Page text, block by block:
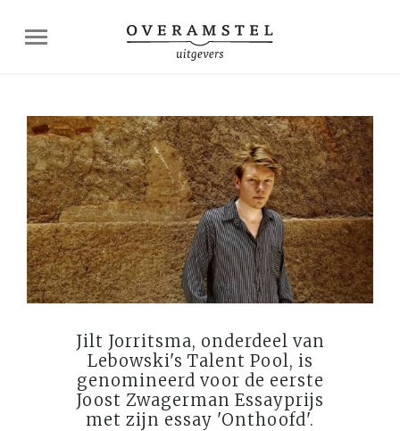
Jilt Jorritsma, onderdeel van
Lebowski's Talent Pool, is
genomineerd voor de eerste
Joost Zwagerman Essayprijs
met zijn essay 'Onthoofd'.